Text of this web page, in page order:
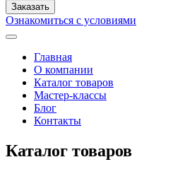
Ознакомиться с условиями
Главная
О компании
Каталог товаров
Мастер-классы
Блог
Контакты
Каталог товаров